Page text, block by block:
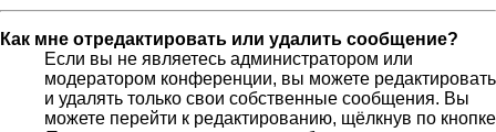
Как мне отредактировать или удалить сообщение?
Если вы не являетесь администратором или
модератором конференции, вы можете редактировать
и удалять только свои собственные сообщения. Вы
можете перейти к редактированию, щёлкнув по кнопке